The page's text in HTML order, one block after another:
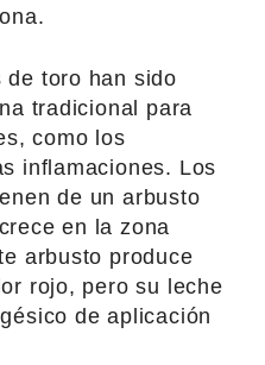
de toro han sido
tradicional para
como los
inflamaciones. Los
de un arbusto
en la zona
arbusto produce
rojo, pero su leche
de aplicación